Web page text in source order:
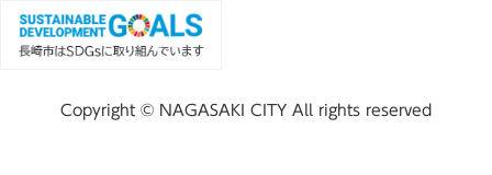
Copyright © NAGASAKI CITY All rights reserved